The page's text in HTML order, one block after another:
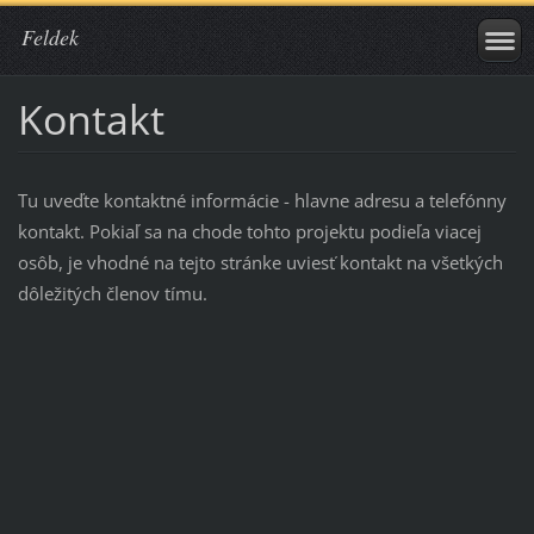
Feldek
Kontakt
Tu uveďte kontaktné informácie - hlavne adresu a telefónny
kontakt. Pokiaľ sa na chode tohto projektu podieľa viacej
osôb, je vhodné na tejto stránke uviesť kontakt na všetkých
dôležitých členov tímu.